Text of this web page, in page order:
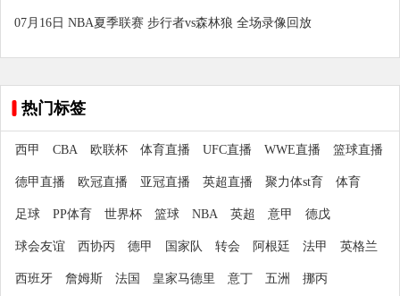
07月16日 NBA夏季联赛 步行者vs森林狼 全场录像回放
热门标签
西甲 CBA 欧联杯 体育直播 UFC直播 WWE直播 篮球直播
德甲直播 欧冠直播 亚冠直播 英超直播 聚力体st育 体育
足球 PP体育 世界杯 篮球 NBA 英超 意甲 德戊
球会友谊 西协丙 德甲 国家队 转会 阿根廷 法甲 英格兰
西班牙 詹姆斯 法国 皇家马德里 意丁 五洲 挪丙